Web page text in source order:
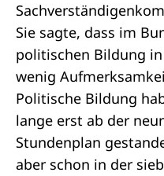
Sie sagte, dass im
politischen Bildung
wenig
Politische Bildung
lange erst ab der
Stundenplan
aber schon in der